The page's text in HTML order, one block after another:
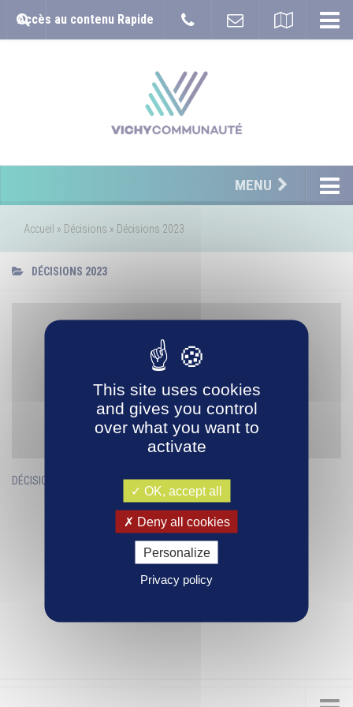
Accès au contenu Rapide
MENU
Accueil » Décisions » Décisions 2023
DÉCISIONS 2023
DÉCISIONS 2023 4 SEP, 2025
This site uses cookies
and gives you control
over what you want to
activate
OK, accept all
Deny all cookies
Personalize
Privacy policy